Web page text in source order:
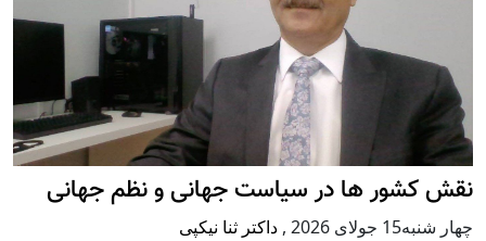
نقش کشور ها در سیاست جهانی و نظم جهانی
چهار شنبه15 جولای 2026 , داکتر ثنا نیکپی